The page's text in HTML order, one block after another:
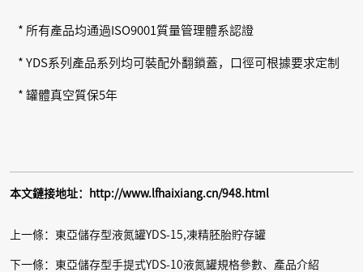
* 所有產品均通過ISO9001質量管理體系認證
* YDS系列產品系列均可裝配外翻鎖蓋，口徑可根據要求定制
* 罐體真空質保5年
本文鏈接地址： http://www.lfhaixiang.cn/948.html
上一條： 東亞儲存型液氮罐YDS-15,凍精胚胎貯存罐
下一條： 東亞儲存型手提式YDS-10液氮罐規格參數、產品介紹